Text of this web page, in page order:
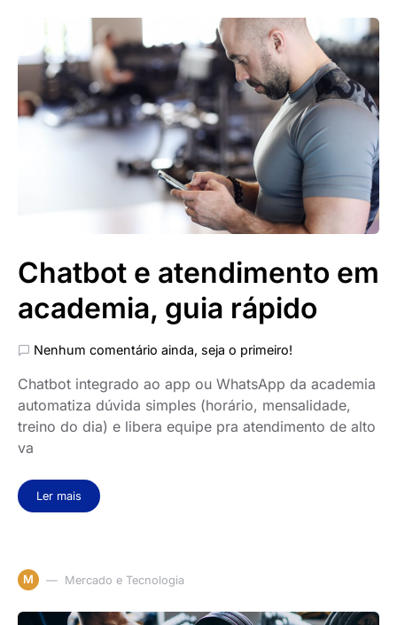
Chatbot e atendimento em
academia, guia rápido
Nenhum comentário ainda, seja o primeiro!
Chatbot integrado ao app ou WhatsApp da academia
automatiza dúvida simples (horário, mensalidade,
treino do dia) e libera equipe pra atendimento de alto
va
Ler mais
M Mercado e Tecnologia